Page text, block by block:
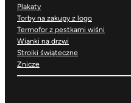
Plakaty
Torby na zakupy z logo
Termofor z pestkami wiśni
Wianki na drzwi
Stroiki świąteczne
Znicze